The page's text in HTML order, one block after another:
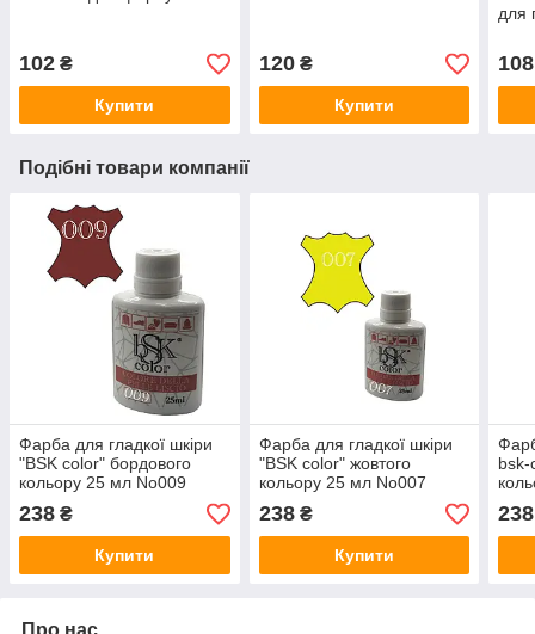
102 ₴
Купити
120₴
Купити
для
108
Подібні товари компанії
Фарба для гладкої шкіри
"BSK color" бордового
кольору 25 мл No009
238 ₴
Купити
Фарба для гладкої шкіри
"BSK color" жовтого
кольору 25 мл No007
238₴
Купити
bsk-
238
Про нас